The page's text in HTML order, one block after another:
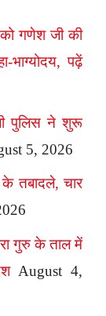
गणेश जी की
भाग्योदय, पढ़ें
पुलिस ने शुरू
5, 2026
के तबादले, चार
गुरु के ताल में
August 4,